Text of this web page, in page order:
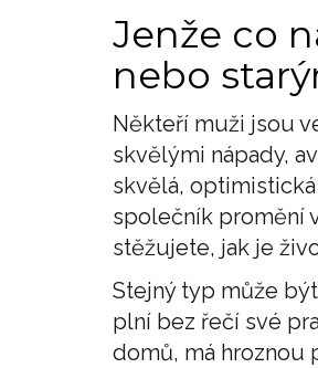
Jenže co
nebo
Někteří muži jsou
skvělými nápady,
skvělá,
společník promění
stěžujete, jak je
Stejný typ může
plní bez řečí své
domů, má hroznou